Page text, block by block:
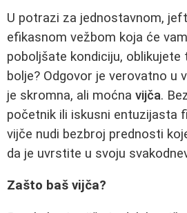
U potrazi za jednostavnom,
efikasnom vežbom koja će
poboljšate kondiciju,
bolje? Odgovor je verovatno u
je skromna, ali moćna vijča.
početnik ili iskusni entuzijasta
vijče nudi bezbroj prednosti
da je uvrstite u svoju
Zašto baš vijča?